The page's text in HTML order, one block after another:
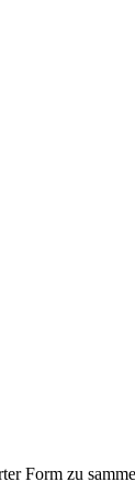
Form zu